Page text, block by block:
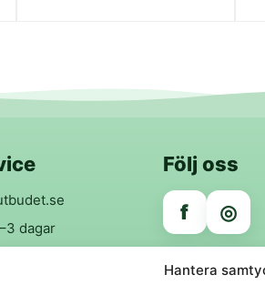
Hantera
dagar
299 kr
Följ oss
f ◎
Trygga